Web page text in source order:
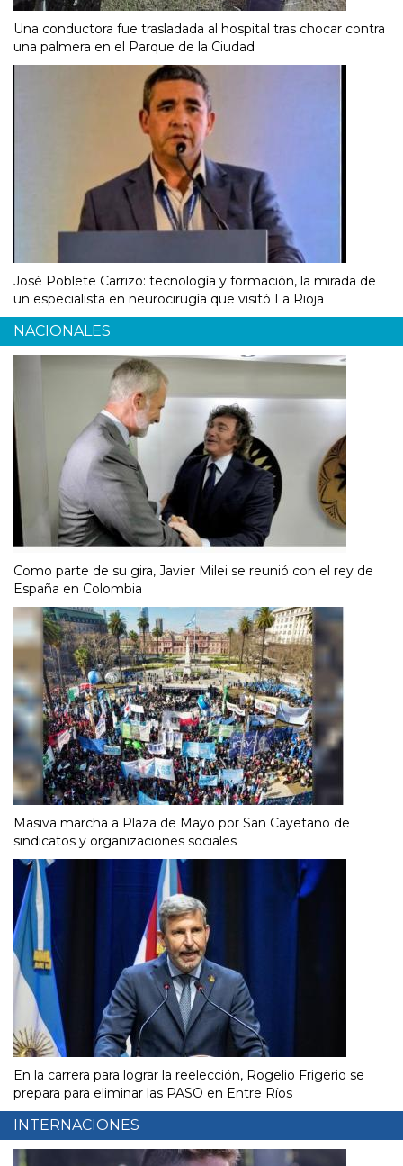
Una conductora fue trasladada al hospital tras chocar contra
una palmera en el Parque de la Ciudad
José Poblete Carrizo: tecnología y formación, la mirada de
un especialista en neurocirugía que visitó La Rioja
NACIONALES
Como parte de su gira, Javier Milei se reunió con el rey de
España en Colombia
Masiva marcha a Plaza de Mayo por San Cayetano de
sindicatos y organizaciones sociales
En la carrera para lograr la reelección, Rogelio Frigerio se
prepara para eliminar las PASO en Entre Ríos
INTERNACIONES